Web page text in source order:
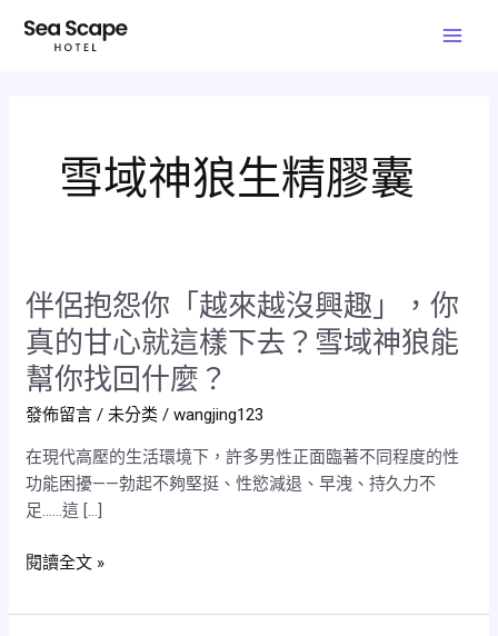
雪域神狼生精膠囊
伴侶抱怨你「越來越沒興趣」，你
真的甘心就這樣下去？雪域神狼能
幫你找回什麼？
發佈留言 / 未分类 /wangjing123
在現代高壓的生活環境下，許多男性正面臨著不同程度的性
功能困擾——勃起不夠堅挺、性慾減退、早洩、持久力不
足……這 […]
伴
侶
抱
怨
你
來
越
沒
趣」，
真
閱讀全文 »